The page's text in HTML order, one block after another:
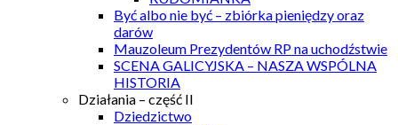
Być albo nie być – zbiórka pieniędzy oraz
darów
Mauzoleum Prezydentów RP na uchodźstwie
SCENA GALICYJSKA – NASZA WSPÓLNA
HISTORIA
Działania – część II
Dziedzictwo